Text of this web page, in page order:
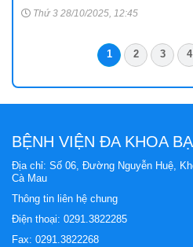
Thứ 3 28/10/2025, 12:45
1 2 3 4
BỆNH VIỆN ĐA KHOA
Địa chỉ: Số 06, Đường Nguyễn Huệ,
Cà Mau
Thông tin liên hệ chung
Điện thoại: 0291.3822285
Fax: 0291.3822268